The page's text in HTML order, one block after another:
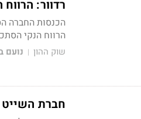
רדוור: הרווח הנקי גדל
הרווח הנקי הסתכם בכ-5
שוק ההון | נועם
חברת